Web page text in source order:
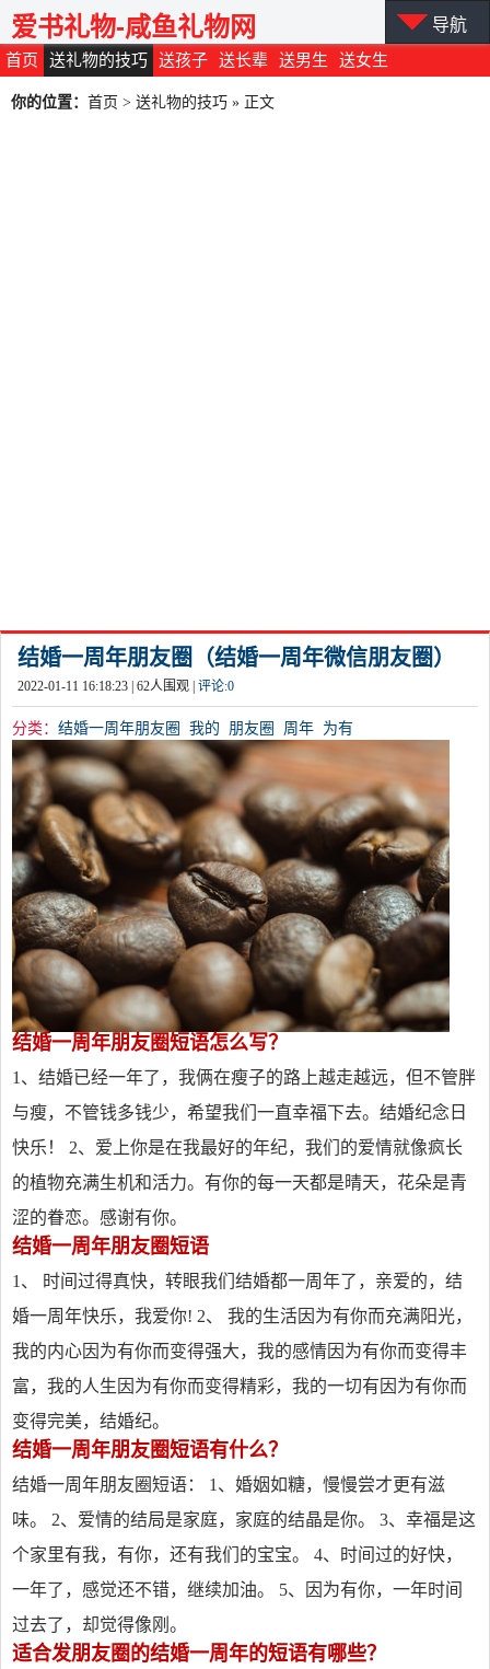
首页 送礼物的技巧 送孩子 送长辈 送男生 送女生
爱书礼物-咸鱼礼物网 导航
你的位置： 首页 > 送礼物的技巧 » 正文
结婚一周年朋友圈（结婚一周年微信朋友圈）
2022-01-11 16:18:23 | 62人围观 | 评论:0
分类： 结婚一周年朋友圈 我的 朋友圈 周年 为有
结婚一周年朋友圈短语怎么写？
1、结婚已经一年了，我俩在瘦子的路上越走越远，但不管胖
与瘦，不管钱多钱少，希望我们一直幸福下去。结婚纪念日
快乐！ 2、爱上你是在我最好的年纪，我们的爱情就像疯长
的植物充满生机和活力。有你的每一天都是晴天，花朵是青
涩的眷恋。感谢有你。
结婚一周年朋友圈短语
1、 时间过得真快，转眼我们结婚都一周年了，亲爱的，结
婚一周年快乐，我爱你! 2、 我的生活因为有你而充满阳光，
我的内心因为有你而变得强大，我的感情因为有你而变得丰
富，我的人生因为有你而变得精彩，我的一切有因为有你而
变得完美，结婚纪。
结婚一周年朋友圈短语有什么？
结婚一周年朋友圈短语： 1、婚姻如糖，慢慢尝才更有滋
味。 2、爱情的结局是家庭，家庭的结晶是你。 3、幸福是这
个家里有我，有你，还有我们的宝宝。 4、时间过的好快，
一年了，感觉还不错，继续加油。 5、因为有你，一年时间
过去了，却觉得像刚。
适合发朋友圈的结婚一周年的短语有哪些？